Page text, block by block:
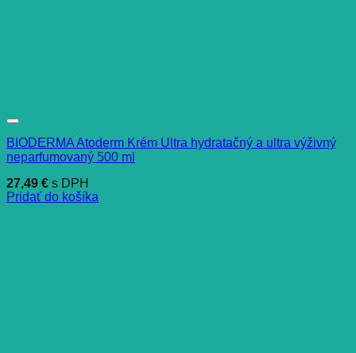
BIODERMA Atoderm Krém Ultra hydratačný a ultra výživný
neparfumovaný 500 ml
27,49 € s DPH
Pridať do košíka